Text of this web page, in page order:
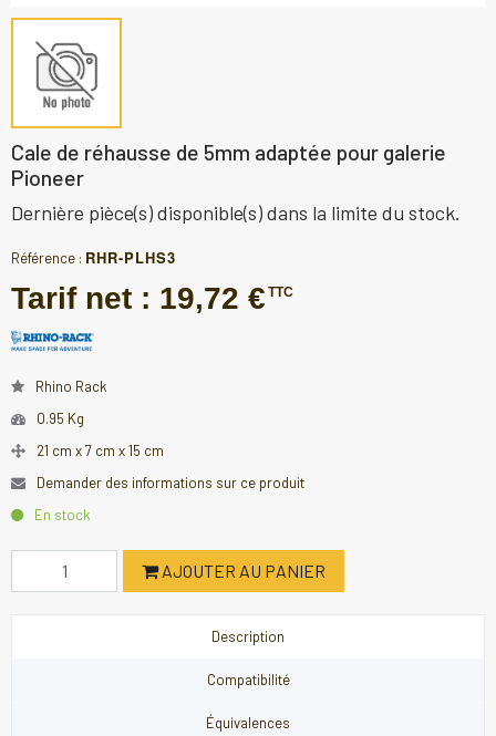
Cale de réhausse de 5mm adaptée pour galerie
Pioneer
Dernière pièce(s) disponible(s) dans la limite du stock.
Référence : RHR-PLHS3
Tarif net : 19,72 € TTC
Rhino Rack
0.95 Kg
21 cm x 7 cm x 15 cm
Demander des informations sur ce produit
En stock
AJOUTER AU PANIER
Description
Compatibilité
Équivalences